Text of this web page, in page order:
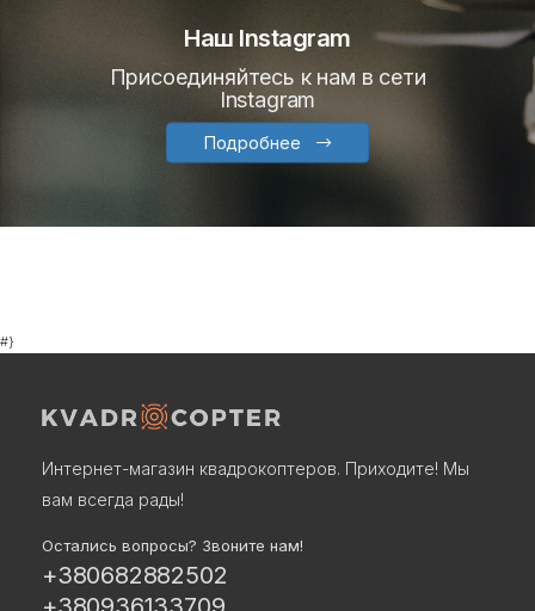
Наш Instagram
Присоединяйтесь к нам в сети
Instagram
Подробнее
#}
Интернет-магазин квадрокоптеров. Приходите! Мы
вам всегда рады!
Остались вопросы? Звоните нам!
+380682882502